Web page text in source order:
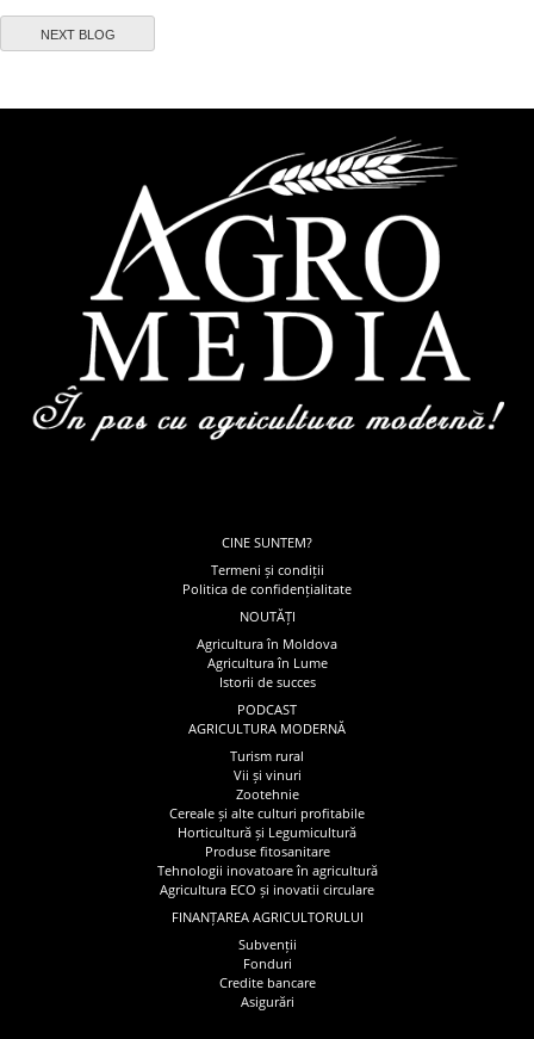
NEXT BLOG
CINE SUNTEM?
Termeni și condiții
Politica de confidențialitate
NOUTĂȚI
Agricultura în Moldova
Agricultura în Lume
Istorii de succes
PODCAST
AGRICULTURA MODERNĂ
Turism rural
Vii și vinuri
Zootehnie
Cereale și alte culturi profitabile
Horticultură și Legumicultură
Produse fitosanitare
Tehnologii inovatoare în agricultură
Agricultura ECO și inovatii circulare
FINANȚAREA AGRICULTORULUI
Subvenții
Fonduri
Credite bancare
Asigurări